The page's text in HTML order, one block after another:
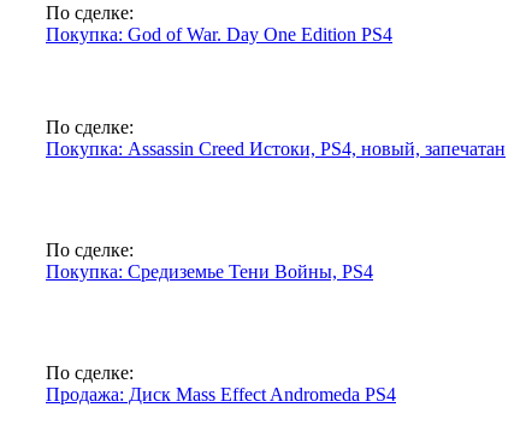
По сделке:
Покупка: God of War. Day One Edition PS4
По сделке:
Покупка: Assassin Creed Истоки, PS4, новый, запечатан
По сделке:
Покупка: Средиземье Тени Войны, PS4
По сделке:
Продажа: Диск Mass Effect Andromeda PS4